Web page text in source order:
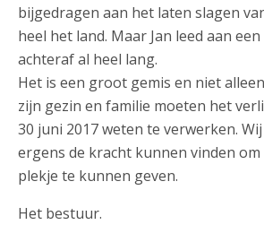
bijgedragen aan het laten slagen
heel het land. Maar Jan leed aan
achteraf al heel lang.
Het is een groot gemis en niet
zijn gezin en familie moeten het
30 juni 2017 weten te verwerken.
ergens de kracht kunnen vinden
plekje te kunnen geven.
Het bestuur.